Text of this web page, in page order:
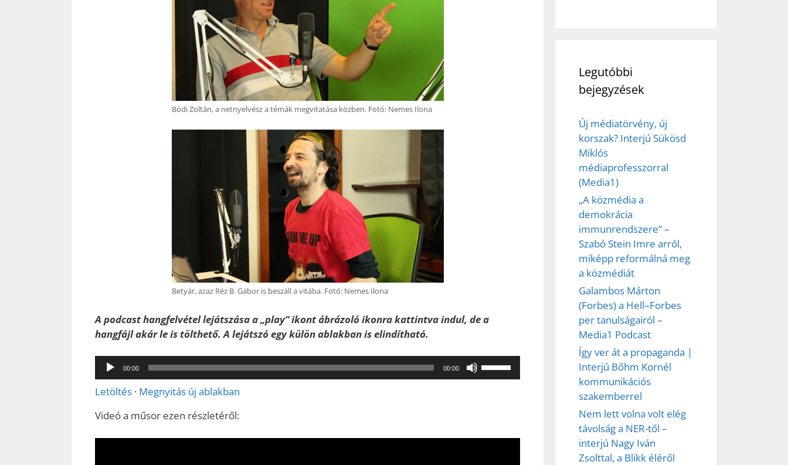
Bódi Zoltán, a netnyelvész a témák megvitatása közben. Fotó: Nemes Ilona
Betyár, azaz Réz B. Gábor is beszáll a vitába. Fotó: Nemes Ilona
A podcast hangfelvétel lejátszása a „play” ikont ábrázoló ikonra kattintva indul, de a
hangfájl akár le is tölthető. A lejátszó egy külön ablakban is elindítható.
Audió
lejátszó
00:00 00:00
A
hangerő
a
Letöltés · Megnyitás új ablakban
Videó a műsor ezen részletéről:
Legutóbbi
bejegyzések
Új médiatörvény, új
korszak? Interjú Sükösd
Miklós
médiaprofesszorral
(Media1)
„A közmédia a
demokrácia
immunrendszere” –
Szabó Stein Imre arról,
miképp reformálná meg
a közmédiát
Galambos Márton
(Forbes) a Hell–Forbes
per tanulságairól –
Media1 Podcast
Így ver át a propaganda |
Interjú Bőhm Kornél
kommunikációs
szakemberrel
Nem lett volna volt elég
távolság a NER-től –
interjú Nagy Iván
Zsolttal, a Blikk éléről